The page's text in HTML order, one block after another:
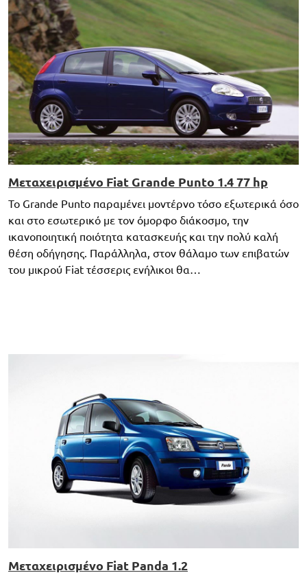
Μεταχειρισμένο Fiat Grande Punto 1.4 77 hp
Το Grande Punto παραμένει μοντέρνο τόσο εξωτερικά όσο
και στο εσωτερικό με τον όμορφο διάκοσμο, την
ικανοποιητική ποιότητα κατασκευής και την πολύ καλή
θέση οδήγησης. Παράλληλα, στον θάλαμο των επιβατών
του μικρού Fiat τέσσερις ενήλικοι θα…
Μεταχειρισμένο Fiat Panda 1.2